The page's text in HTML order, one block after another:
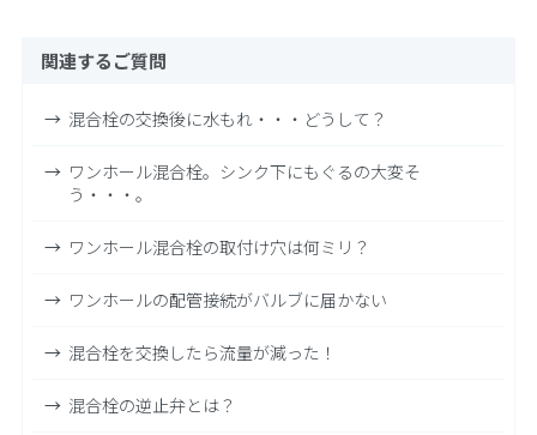
関連するご質問
混合栓の交換後に水もれ・・・どうして？
ワンホール混合栓。シンク下にもぐるの大変そ
う・・・。
ワンホール混合栓の取付け穴は何ミリ？
ワンホールの配管接続がバルブに届かない
混合栓を交換したら流量が減った！
混合栓の逆止弁とは？